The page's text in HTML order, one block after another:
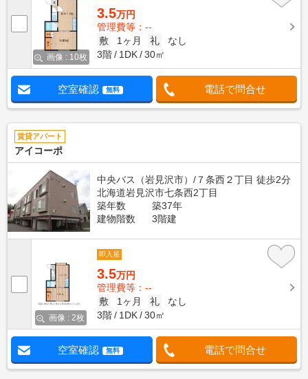
画像 : 10枚
3.5万円
管理費等：--
敷
1ヶ月 礼
なし
3階
1DK 30㎡
空室確認 無料 電話で問合せ
賃貸アパート
アイコーポ
中央バス（岩見沢市）/７条西２丁目 徒歩2分
北海道岩見沢市七条西2丁目
築年数
築37年
建物階数
3階建
画像 : 2枚
即入居
3.5万円
管理費等：--
敷
1ヶ月 礼
なし
3階
1DK 30㎡
空室確認 無料 電話で問合せ